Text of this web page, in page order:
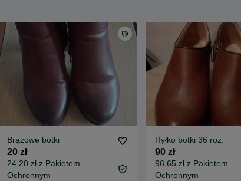
Brązowe botki
20 zł
24,20 zł z Pakietem
Ochronnym
Ryłko botki 36 roz.
90 zł
96,65 zł z Pakietem
Ochronnym